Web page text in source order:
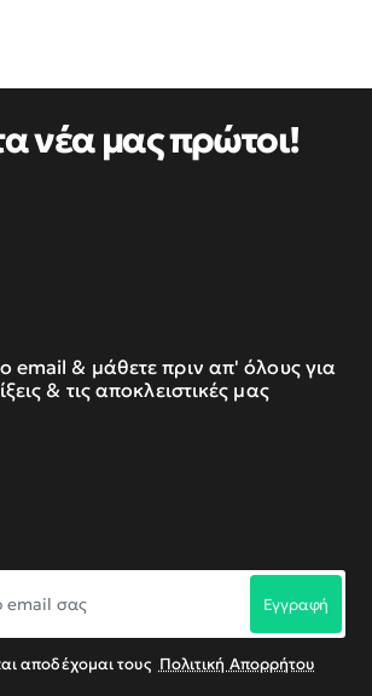
νέα μας πρώτοι!
email & μάθετε πριν απ' όλους για
& τις αποκλειστικές μας
Εγγραφή
αποδέχομαι τους Πολιτική Απορρήτου